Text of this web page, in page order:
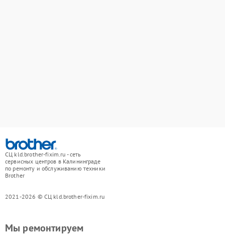
СЦ kld.brother-fixim.ru - сеть
сервисных центров в Калининграде
по ремонту и обслуживанию техники
Brother
2021-2026 © СЦ kld.brother-fixim.ru
Мы ремонтируем